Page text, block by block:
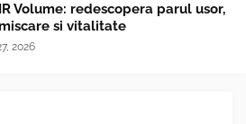
Volume: redescopera parul usor,
si vitalitate
2026